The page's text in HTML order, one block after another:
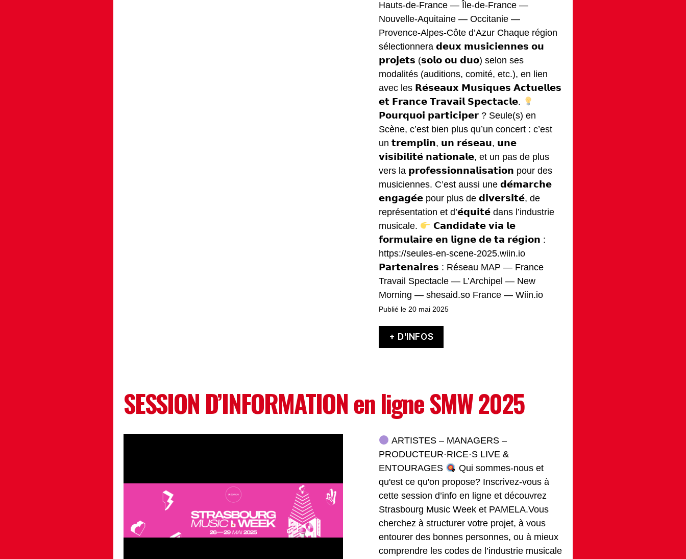
Hauts-de-France — Île-de-France —
Nouvelle-Aquitaine — Occitanie —
Provence-Alpes-Côte d’Azur Chaque région
sélectionnera 𝗱𝗲𝘂𝘅 𝗺𝘂𝘀𝗶𝗰𝗶𝗲𝗻𝗻𝗲𝘀 𝗼𝘂
𝗽𝗿𝗼𝗷𝗲𝘁𝘀 (𝘀𝗼𝗹𝗼 𝗼𝘂 𝗱𝘂𝗼) selon ses
modalités (auditions, comité, etc.), en lien
avec les 𝗥𝗲́𝘀𝗲𝗮𝘂𝘅 𝗠𝘂𝘀𝗶𝗾𝘂𝗲𝘀 𝗔𝗰𝘁𝘂𝗲𝗹𝗹𝗲𝘀
𝗲𝘁 𝗙𝗿𝗮𝗻𝗰𝗲 𝗧𝗿𝗮𝘃𝗮𝗶𝗹 𝗦𝗽𝗲𝗰𝘁𝗮𝗰𝗹𝗲.
𝗣𝗼𝘂𝗿𝗾𝘂𝗼𝗶 𝗽𝗮𝗿𝘁𝗶𝗰𝗶𝗽𝗲𝗿 ? Seule(s) en
Scène, c’est bien plus qu’un concert : c’est
un 𝘁𝗿𝗲𝗺𝗽𝗹𝗶𝗻, 𝘂𝗻 𝗿𝗲́𝘀𝗲𝗮𝘂, 𝘂𝗻𝗲
𝘃𝗶𝘀𝗶𝗯𝗶𝗹𝗶𝘁𝗲́ 𝗻𝗮𝘁𝗶𝗼𝗻𝗮𝗹𝗲, et un pas de plus
vers la 𝗽𝗿𝗼𝗳𝗲𝘀𝘀𝗶𝗼𝗻𝗻𝗮𝗹𝗶𝘀𝗮𝘁𝗶𝗼𝗻 pour des
musiciennes. C’est aussi une 𝗱𝗲́𝗺𝗮𝗿𝗰𝗵𝗲
𝗲𝗻𝗴𝗮𝗴𝗲́𝗲 pour plus de 𝗱𝗶𝘃𝗲𝗿𝘀𝗶𝘁𝗲́, de
représentation et d’𝗲́𝗾𝘂𝗶𝘁𝗲́ dans l’industrie
musicale.
𝗖𝗮𝗻𝗱𝗶𝗱𝗮𝘁𝗲 𝘃𝗶𝗮 𝗹𝗲
𝗳𝗼𝗿𝗺𝘂𝗹𝗮𝗶𝗿𝗲 𝗲𝗻 𝗹𝗶𝗴𝗻𝗲 𝗱𝗲 𝘁𝗮 𝗿𝗲́𝗴𝗶𝗼𝗻 :
https://seules-en-scene-2025.wiin.io
𝗣𝗮𝗿𝘁𝗲𝗻𝗮𝗶𝗿𝗲𝘀 : Réseau MAP — France
Travail Spectacle — L’Archipel — New
Morning — shesaid.so France — Wiin.io
Publié le 20 mai 2025
+ D'INFOS
SESSION D’INFORMATION en ligne SMW 2025
ARTISTES – MANAGERS –
PRODUCTEUR·RICE·S LIVE &
ENTOURAGES
Qui sommes-nous et
qu'est ce qu'on propose? Inscrivez-vous à
cette session d’info en ligne et découvrez
Strasbourg Music Week et PAMELA.Vous
cherchez à structurer votre projet, à vous
entourer des bonnes personnes, ou à mieux
comprendre les codes de l’industrie musicale